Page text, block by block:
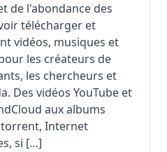
de l'abondance des
télécharger et
vidéos, musiques et
les créateurs de
les chercheurs et
Des vidéos YouTube et
aux albums
Internet
si […]